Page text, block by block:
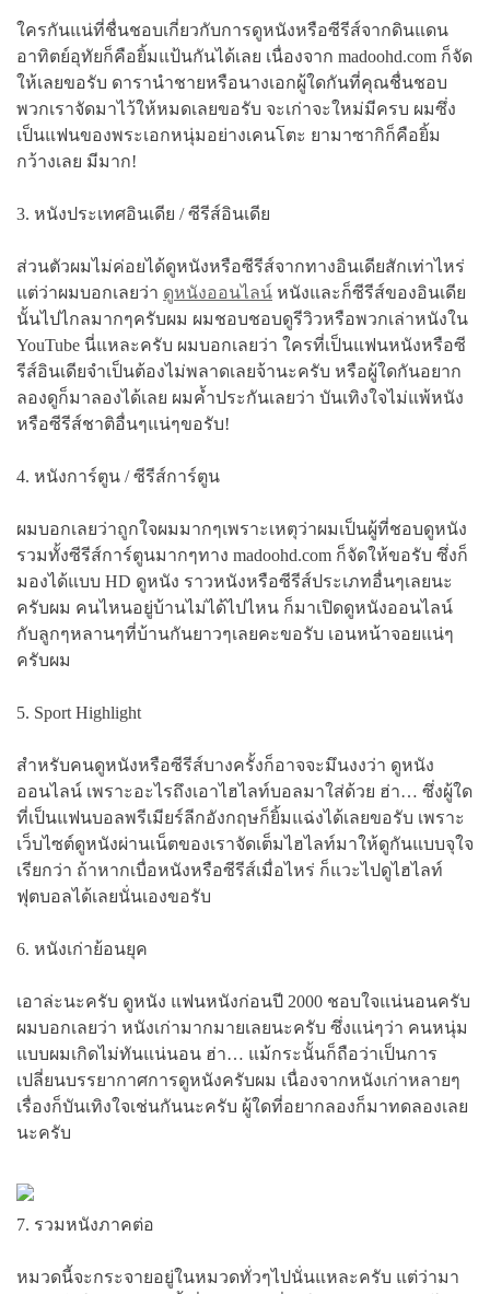
ใครกันแน่ที่ชื่นชอบเกี่ยวกับการดูหนังหรือซีรีส์จากดินแดน
อาทิตย์อุทัยก็คือยิ้มแป้นกันได้เลย เนื่องจาก madoohd.com ก็จัด
ให้เลยขอรับ ดารานำชายหรือนางเอกผู้ใดกันที่คุณชื่นชอบ
พวกเราจัดมาไว้ให้หมดเลยขอรับ จะเก่าจะใหม่มีครบ ผมซึ่ง
เป็นแฟนของพระเอกหนุ่มอย่างเคนโตะ ยามาซากิก็คือยิ้ม
กว้างเลย มีมาก!
3. หนังประเทศอินเดีย / ซีรีส์อินเดีย
ส่วนตัวผมไม่ค่อยได้ดูหนังหรือซีรีส์จากทางอินเดียสักเท่าไหร่
แต่ว่าผมบอกเลยว่า ดูหนังออนไลน์ หนังและก็ซีรีส์ของอินเดีย
นั้นไปไกลมากๆครับผม ผมชอบชอบดูรีวิวหรือพวกเล่าหนังใน
YouTube นี่แหละครับ ผมบอกเลยว่า ใครที่เป็นแฟนหนังหรือซี
รีส์อินเดียจำเป็นต้องไม่พลาดเลยจ้านะครับ หรือผู้ใดกันอยาก
ลองดูก็มาลองได้เลย ผมค้ำประกันเลยว่า บันเทิงใจไม่แพ้หนัง
หรือซีรีส์ชาติอื่นๆแน่ๆขอรับ!
4. หนังการ์ตูน / ซีรีส์การ์ตูน
ผมบอกเลยว่าถูกใจผมมากๆเพราะเหตุว่าผมเป็นผู้ที่ชอบดูหนัง
รวมทั้งซีรีส์การ์ตูนมากๆทาง madoohd.com ก็จัดให้ขอรับ ซึ่งก็
มองได้แบบ HD ดูหนัง ราวหนังหรือซีรีส์ประเภทอื่นๆเลยนะ
ครับผม คนไหนอยู่บ้านไม่ได้ไปไหน ก็มาเปิดดูหนังออนไลน์
กับลูกๆหลานๆที่บ้านกันยาวๆเลยคะขอรับ เอนหน้าจอยแน่ๆ
ครับผม
5. Sport Highlight
สำหรับคนดูหนังหรือซีรีส์บางครั้งก็อาจจะมึนงงว่า ดูหนัง
ออนไลน์ เพราะอะไรถึงเอาไฮไลท์บอลมาใส่ด้วย ฮ่า… ซึ่งผู้ใด
ที่เป็นแฟนบอลพรีเมียร์ลีกอังกฤษก็ยิ้มแฉ่งได้เลยขอรับ เพราะ
เว็บไซต์ดูหนังผ่านเน็ตของเราจัดเต็มไฮไลท์มาให้ดูกันแบบจุใจ
เรียกว่า ถ้าหากเบื่อหนังหรือซีรีส์เมื่อไหร่ ก็แวะไปดูไฮไลท์
ฟุตบอลได้เลยนั่นเองขอรับ
6. หนังเก่าย้อนยุค
เอาล่ะนะครับ ดูหนัง แฟนหนังก่อนปี 2000 ชอบใจแน่นอนครับ
ผมบอกเลยว่า หนังเก่ามากมายเลยนะครับ ซึ่งแน่ๆว่า คนหนุ่ม
แบบผมเกิดไม่ทันแน่นอน ฮ่า… แม้กระนั้นก็ถือว่าเป็นการ
เปลี่ยนบรรยากาศการดูหนังครับผม เนื่องจากหนังเก่าหลายๆ
เรื่องก็บันเทิงใจเช่นกันนะครับ ผู้ใดที่อยากลองก็มาทดลองเลย
นะครับ
7. รวมหนังภาคต่อ
หมวดนี้จะกระจายอยู่ในหมวดทั่วๆไปนั่นแหละครับ แต่ว่ามา